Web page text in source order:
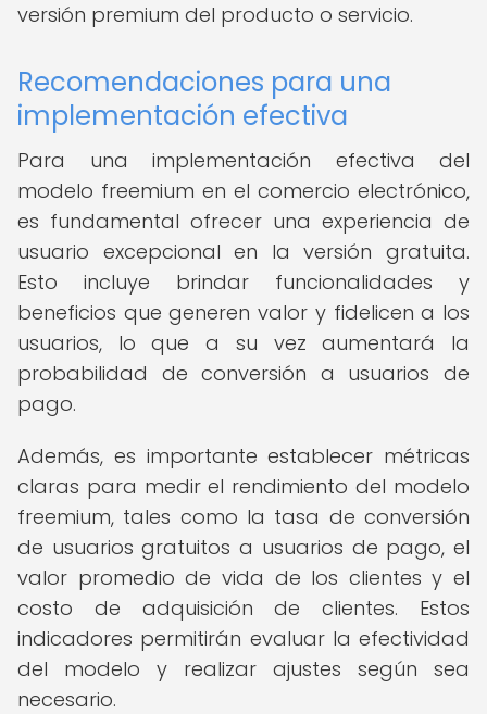
versión premium del producto o servicio.
Recomendaciones para una
implementación efectiva
Para una implementación efectiva del
modelo freemium en el comercio electrónico,
es fundamental ofrecer una experiencia de
usuario excepcional en la versión gratuita.
Esto incluye brindar funcionalidades y
beneficios que generen valor y fidelicen a los
usuarios, lo que a su vez aumentará la
probabilidad de conversión a usuarios de
pago.
Además, es importante establecer métricas
claras para medir el rendimiento del modelo
freemium, tales como la tasa de conversión
de usuarios gratuitos a usuarios de pago, el
valor promedio de vida de los clientes y el
costo de adquisición de clientes. Estos
indicadores permitirán evaluar la efectividad
del modelo y realizar ajustes según sea
necesario.